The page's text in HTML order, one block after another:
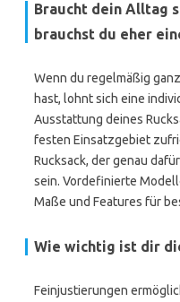
Braucht dein Alltag
brauchst du eher
Wenn du regelmäßig
hast, lohnt sich eine
Ausstattung deines
festen Einsatzgebiet
Rucksack, der genau
sein. Vordefinierte
Maße und Features für
Wie wichtig ist dir
Feinjustierungen